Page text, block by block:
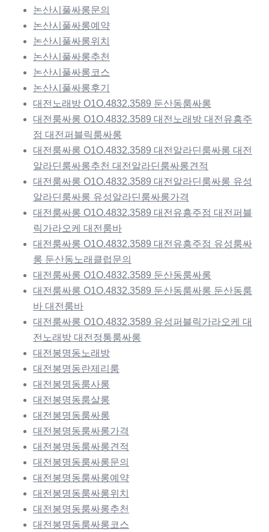
논산시풀싸롱문의
논산시풀싸롱예약
논산시풀싸롱위치
논산시풀싸롱추천
논산시풀싸롱코스
논산시풀싸롱후기
대전노래방 O1O.4832.3589 둔산동룸싸롱
대전룸싸롱 O1O.4832.3589 대전노래방 대전유흥주
점 대전퍼블릭룸싸롱
대전룸싸롱 O1O.4832.3589 대전알라딘룸싸롱 대전
알라딘룸싸롱추천 대전알라딘룸싸롱견적
대전룸싸롱 O1O.4832.3589 대전알라딘룸싸롱 유성
알라딘룸싸롱 유성알라딘룸싸롱가격
대전룸싸롱 O1O.4832.3589 대전유흥주점 대전퍼블
릭가라오케 대전룸바
대전룸싸롱 O1O.4832.3589 대전유흥주점 유성룸싸
롱 둔산동노래클럽문의
대전룸싸롱 O1O.4832.3589 둔산동룸싸롱
대전룸싸롱 O1O.4832.3589 둔산동룸싸롱 둔산동룸
바 대전룸바
대전룸싸롱 O1O.4832.3589 유성퍼블릭가라오케 대
전노래방 대전정통룸싸롱
대전봉명동노래방
대전봉명동란제리룸
대전봉명동룸사롱
대전봉명동룸살롱
대전봉명동룸싸롱
대전봉명동룸싸롱가격
대전봉명동룸싸롱견적
대전봉명동룸싸롱문의
대전봉명동룸싸롱예약
대전봉명동룸싸롱위치
대전봉명동룸싸롱추천
대전봉명동룸싸롱코스